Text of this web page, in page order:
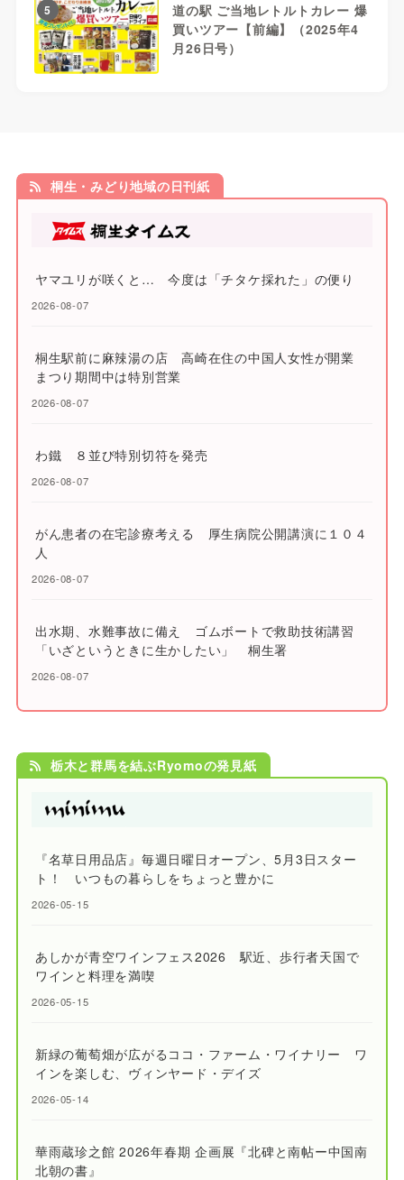
5
道の駅 ご当地レトルトカレー 爆
買いツアー【前編】（2025年4
月26日号）
桐生・みどり地域の日刊紙
ヤマユリが咲くと… 今度は「チタケ採れた」の便り
2026-08-07
桐生駅前に麻辣湯の店 高崎在住の中国人女性が開業
まつり期間中は特別営業
2026-08-07
わ鐵 ８並び特別切符を発売
2026-08-07
がん患者の在宅診療考える 厚生病院公開講演に１０４
人
2026-08-07
出水期、水難事故に備え ゴムボートで救助技術講習
「いざというときに生かしたい」 桐生署
2026-08-07
栃木と群馬を結ぶRyomoの発見紙
『名草日用品店』毎週日曜日オープン、5月3日スター
ト！ いつもの暮らしをちょっと豊かに
2026-05-15
あしかが青空ワインフェス2026 駅近、歩行者天国で
ワインと料理を満喫
2026-05-15
新緑の葡萄畑が広がるココ・ファーム・ワイナリー ワ
インを楽しむ、ヴィンヤード・デイズ
2026-05-14
華雨蔵珍之館 2026年春期 企画展『北碑と南帖ー中国南
北朝の書』